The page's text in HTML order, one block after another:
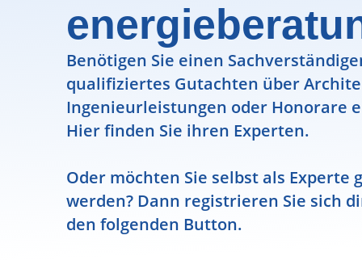
Benötigen Sie einen
qualifiziertes Gutachten über
Ingenieurleistungen oder Honorare
Hier finden Sie ihren Experten.
Oder möchten Sie selbst als Experte
werden? Dann registrieren Sie sich
den folgenden Button.